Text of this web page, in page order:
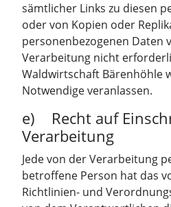
sämtlicher Links zu diesen
oder von Kopien oder
personenbezogenen Daten
Verarbeitung nicht
Waldwirtschaft Bärenhöhle
Notwendige veranlassen.
e) Recht auf
Verarbeitung
Jede von der Verarbeitung
betroffene Person hat das
Richtlinien- und